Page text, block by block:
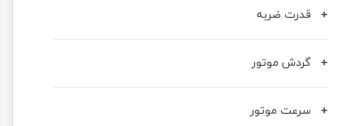
قدرت ضربه
گردش موتور
سرعت موتور